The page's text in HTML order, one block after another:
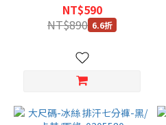
NT$590
NT$890 6.6折